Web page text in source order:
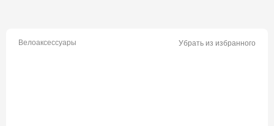
Велоаксессуары Убрать из избранного